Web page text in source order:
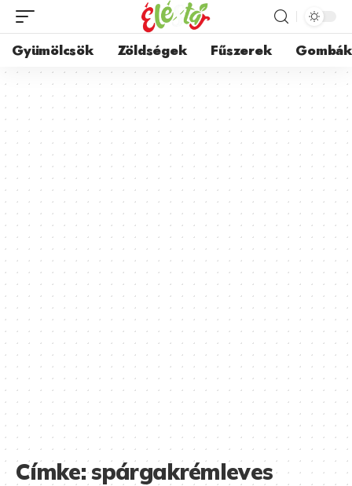
Gyümölcsök Zöldségek Fűszerek Gombák
Címke:spárgakrémleves